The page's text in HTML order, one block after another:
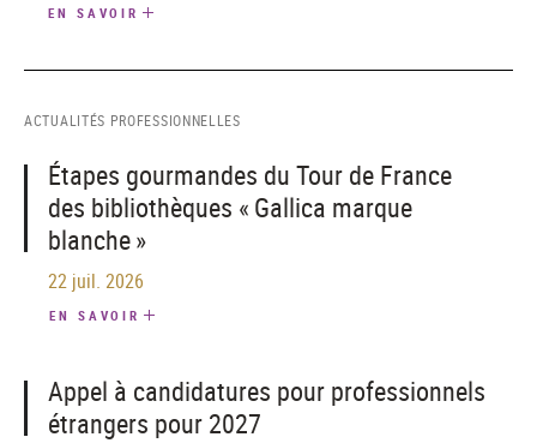
EN SAVOIR
ACTUALITÉS PROFESSIONNELLES
Étapes gourmandes du Tour de France
des bibliothèques « Gallica marque
blanche »
22 juil. 2026
EN SAVOIR
Appel à candidatures pour professionnels
étrangers pour 2027